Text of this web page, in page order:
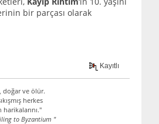
bir parçası olarak
Kayıtlı
doğar ve ölür.
herkes
to Byzantium "